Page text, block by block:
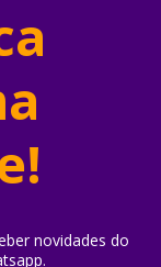
novidades do